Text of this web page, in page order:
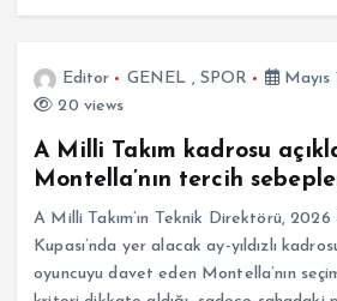
Editor GENEL , SPOR
20 views
A Milli Takım kadrosu
Montella’nın tercih
A Milli Takım’ın Teknik Direktörü,
Kupası’nda yer alacak ay-yıldızlı
oyuncuyu davet eden Montella’nın